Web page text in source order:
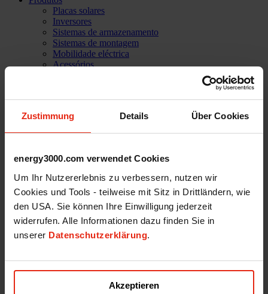
Zustimmung Details Über Cookies
energy3000.com verwendet Cookies
Um Ihr Nutzererlebnis zu verbessern, nutzen wir
Cookies und Tools - teilweise mit Sitz in Drittländern, wie
den USA. Sie können Ihre Einwilligung jederzeit
widerrufen. Alle Informationen dazu finden Sie in
unserer Datenschutzerklärung.
Akzeptieren
Placas solares
Inversores
Sistemas de armazenamento
Sistemas de montagem
Mobilidade eléctrica
Acessórios
Referências
Assistência técnica
Carreira profissional
Shop
Iniciar sessão